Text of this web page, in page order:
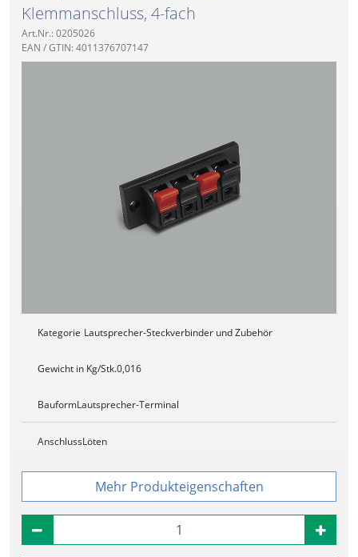
Klemmanschluss, 4-fach
Art.Nr.: 0205026
EAN / GTIN: 4011376707147
Kategorie Lautsprecher-Steckverbinder und Zubehör
Gewicht in Kg/Stk.0,016
BauformLautsprecher-Terminal
AnschlussLöten
Produkteigenschaften